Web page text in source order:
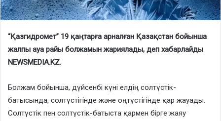
“Қазгидромет” 19 қаңтарға арналған Қазақстан бойынша
жалпы ауа райы болжамын жариялады, деп хабарлайды
NEWSMEDIA.KZ.
Болжам бойынша, дүйсенбі күні елдің солтүстік-
батысында, солтүстігінде және оңтүстігінде қар жауады.
Солтүстік пен солтүстік-батыста қармен бірге жаяу